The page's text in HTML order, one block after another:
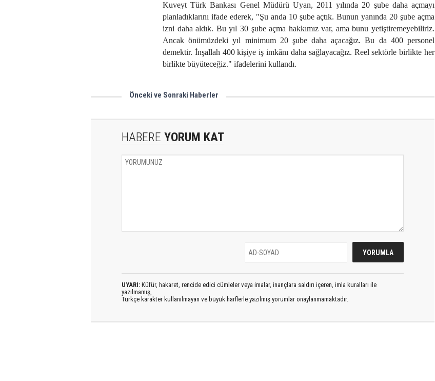
Kuveyt Türk Bankası Genel Müdürü Uyan, 2011 yılında 20 şube daha açmayı
planladıklarını ifade ederek, "Şu anda 10 şube açtık. Bunun yanında 20 şube açma
izni daha aldık. Bu yıl 30 şube açma hakkımız var, ama bunu yetiştiremeyebiliriz.
Ancak önümüzdeki yıl minimum 20 şube daha açacağız. Bu da 400 personel
demektir. İnşallah 400 kişiye iş imkânı daha sağlayacağız. Reel sektörle birlikte her
birlikte büyüteceğiz." ifadelerini kullandı.
Önceki ve Sonraki Haberler
Neden Herkes Rektör Olmak İster?
HABERE YORUM KAT
UYARI: Küfür, hakaret, rencide edici cümleler veya imalar, inançlara saldırı içeren, imla kuralları ile
yazılmamış,
Türkçe karakter kullanılmayan ve büyük harflerle yazılmış yorumlar onaylanmamaktadır.